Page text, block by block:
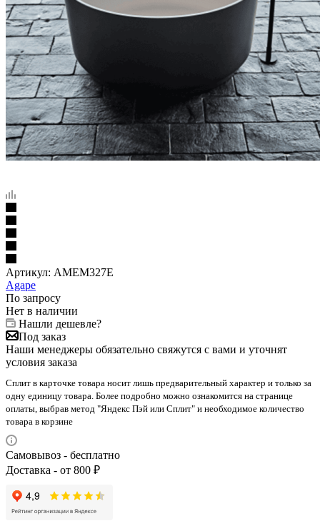
Артикул: AMEM327E
Agape
По запросу
Нет в наличии
Нашли дешевле?
Под заказ
Наши менеджеры обязательно свяжутся с вами и уточнят
условия заказа
Сплит в карточке товара носит лишь предварительный характер и только за
одну единицу товара. Более подробно можно ознакомится на странице
оплаты, выбрав метод "Яндекс Пэй или Сплит" и необходимое количество
товара в корзине
Самовывоз - бесплатно
Доставка - от 800 ₽